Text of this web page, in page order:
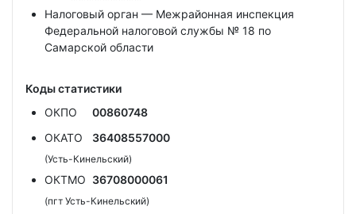
Налоговый орган — Межрайонная инспекция
Федеральной налоговой службы № 18 по
Самарской области
Коды статистики
ОКПО
00860748
ОКАТО
36408557000
(Усть-Кинельский)
ОКТМО 36708000061
(пгт Усть-Кинельский)